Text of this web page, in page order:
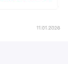
11.01.2026